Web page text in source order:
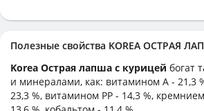
Полезные свойства KOREA ОСТРАЯ
Korea Острая лапша с курицей богат
и минералами, как: витамином А - 21,3
23,3 %, витамином PP - 14,3 %,